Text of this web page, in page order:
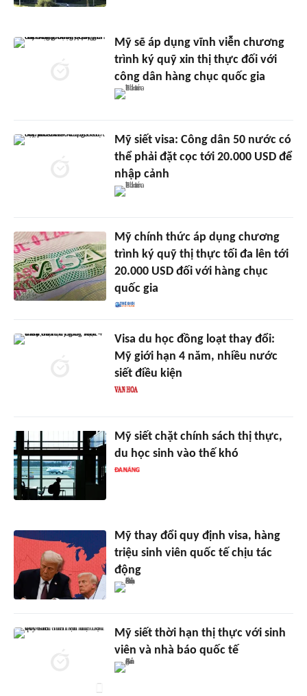
Mỹ sẽ áp dụng vĩnh viễn chương
trình ký quỹ xin thị thực đối với
công dân hàng chục quốc gia
Mỹ siết visa: Công dân 50 nước có
thể phải đặt cọc tới 20.000 USD để
nhập cảnh
Mỹ chính thức áp dụng chương
trình ký quỹ thị thực tối đa lên tới
20.000 USD đối với hàng chục
quốc gia
Visa du học đồng loạt thay đổi:
Mỹ giới hạn 4 năm, nhiều nước
siết điều kiện
Mỹ siết chặt chính sách thị thực,
du học sinh vào thế khó
Mỹ thay đổi quy định visa, hàng
triệu sinh viên quốc tế chịu tác
động
Mỹ siết thời hạn thị thực với sinh
viên và nhà báo quốc tế